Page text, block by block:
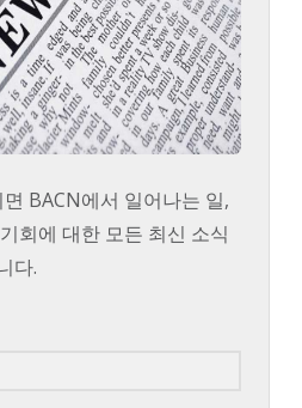
BACN에서 일어나는 일,
회에 대한 모든 최신 소식
다.